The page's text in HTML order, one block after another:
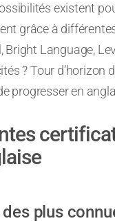
existent
grâce à
Bright Language,
? Tour d’horizon
progresser en
des plus